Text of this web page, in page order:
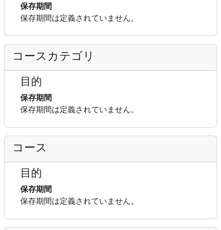
保存期間
保存期間は定義されていません。
コースカテゴリ
目的
保存期間
保存期間は定義されていません。
コース
目的
保存期間
保存期間は定義されていません。